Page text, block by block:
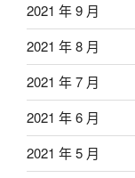
2021 年 9 月
2021 年 8 月
2021 年 7 月
2021 年 6 月
2021 年 5 月